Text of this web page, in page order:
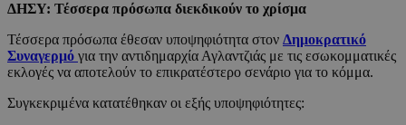
ΔΗΣΥ: Τέσσερα πρόσωπα διεκδικούν το χρίσμα
Τέσσερα πρόσωπα έθεσαν υποψηφιότητα στον Δημοκρατικό
Συναγερμό για την αντιδημαρχία Αγλαντζιάς με τις εσωκομματικές
εκλογές να αποτελούν το επικρατέστερο σενάριο για το κόμμα.
Συγκεκριμένα κατατέθηκαν οι εξής υποψηφιότητες: